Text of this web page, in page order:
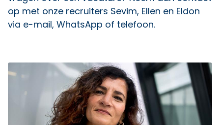
op met onze recruiters Sevim, Ellen en Eldon
via e-mail, WhatsApp of telefoon.